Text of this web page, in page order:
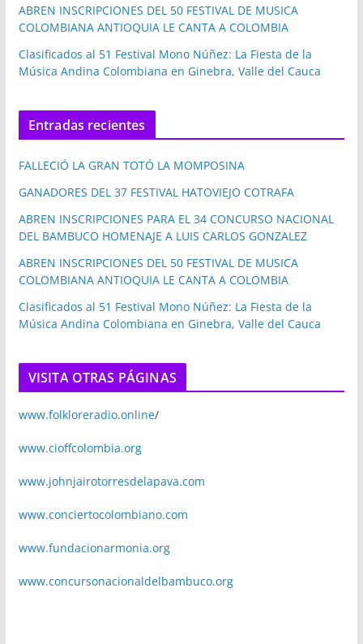
ABREN INSCRIPCIONES DEL 50 FESTIVAL DE MUSICA
COLOMBIANA ANTIOQUIA LE CANTA A COLOMBIA
Clasificados al 51 Festival Mono Núñez: La Fiesta de la
Música Andina Colombiana en Ginebra, Valle del Cauca
Entradas recientes
FALLECIÓ LA GRAN TOTÓ LA MOMPOSINA
GANADORES DEL 37 FESTIVAL HATOVIEJO COTRAFA
ABREN INSCRIPCIONES PARA EL 34 CONCURSO NACIONAL
DEL BAMBUCO HOMENAJE A LUIS CARLOS GONZALEZ
ABREN INSCRIPCIONES DEL 50 FESTIVAL DE MUSICA
COLOMBIANA ANTIOQUIA LE CANTA A COLOMBIA
Clasificados al 51 Festival Mono Núñez: La Fiesta de la
Música Andina Colombiana en Ginebra, Valle del Cauca
VISITA OTRAS PÁGINAS
www.folkloreradio.online/
www.cioffcolombia.org
www.johnjairotorresdelapava.com
www.conciertocolombiano.com
www.fundacionarmonia.org
www.concursonacionaldelbambuco.org